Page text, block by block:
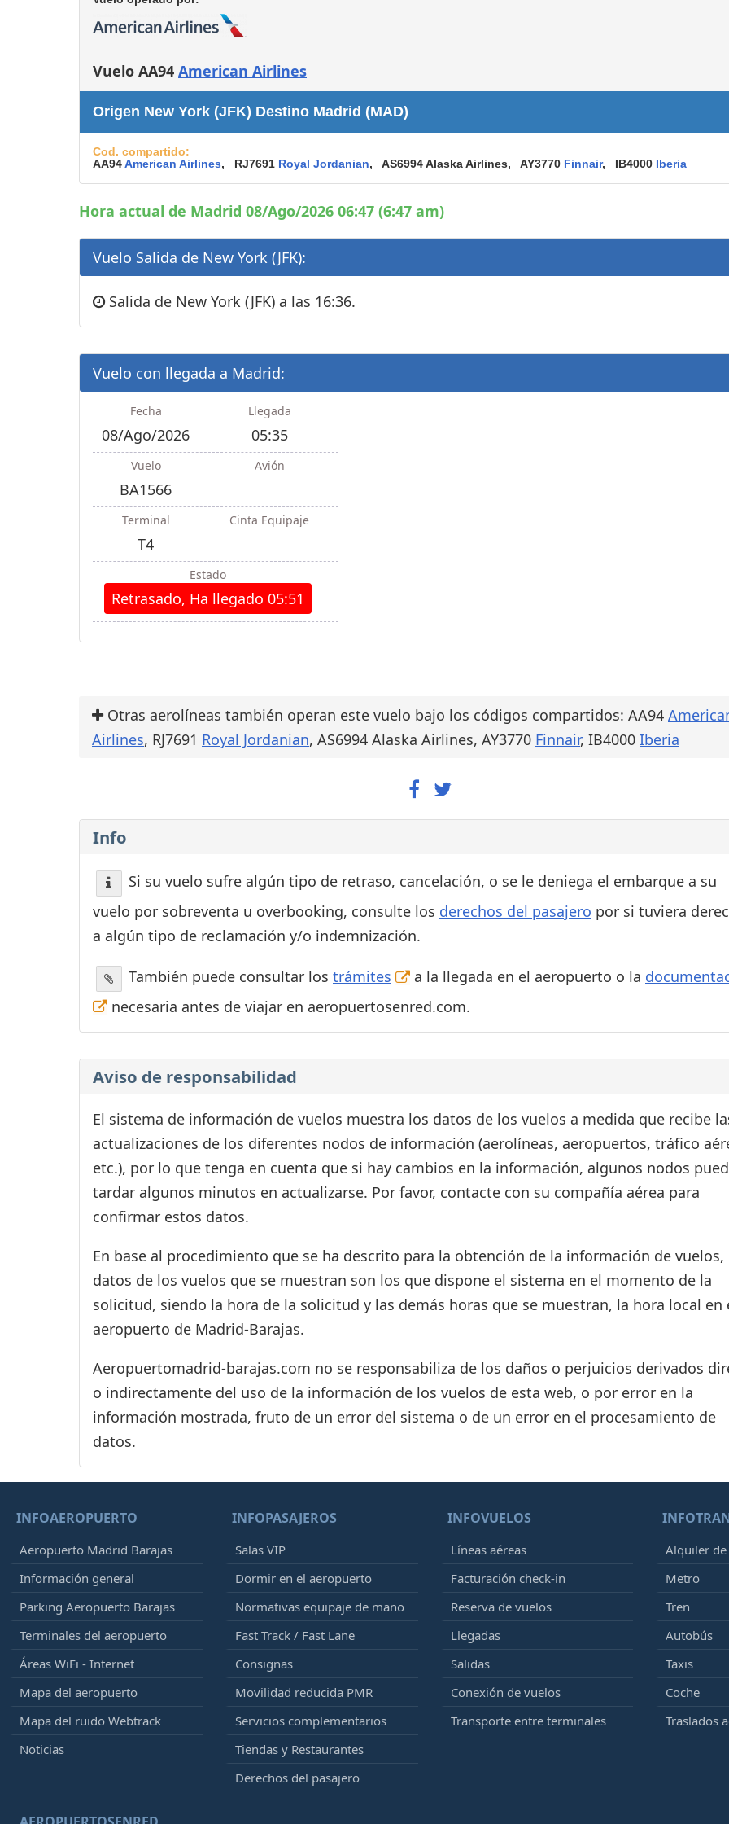
Vuelo AA94 American Airlines
Origen New York (JFK) Destino Madrid (MAD)
Cod. compartido:
AA94American Airlines, RJ7691 Royal Jordanian, AS6994 Alaska Airlines, AY3770 Finnair, IB4000 Iberia
Hora actual de Madrid 08/Ago/2026 06:47 (6:47 am)
Vuelo Salida de New York (JFK):
Salida de New York (JFK) a las 16:36.
Vuelo con llegada a Madrid:
Fecha
08/Ago/2026
Llegada
05:35
Vuelo
BA1566
Avión
Terminal
T4
Cinta Equipaje
Estado
Retrasado, Ha llegado 05:51
Otras aerolíneas también operan este vuelo bajo los códigos compartidos: AA94
Airlines, RJ7691 Royal Jordanian, AS6994 Alaska Airlines, AY3770 Finnair, IB4000 Iberia
Info
Si su vuelo sufre algún tipo de retraso, cancelación, o se le deniega el embarque a su
vuelo por sobreventa u overbooking, consulte los derechos del pasajero por si tuviera
a algún tipo de reclamación y/o indemnización.
También puede consultar los trámites a la llegada en el aeropuerto o la
necesaria antes de viajar en aeropuertosenred.com.
Aviso de responsabilidad
El sistema de información de vuelos muestra los datos de los vuelos a medida que recibe
actualizaciones de los diferentes nodos de información (aerolíneas, aeropuertos, tráfico
etc.), por lo que tenga en cuenta que si hay cambios en la información, algunos nodos
tardar algunos minutos en actualizarse. Por favor, contacte con su compañía aérea para
confirmar estos datos.
En base al procedimiento que se ha descrito para la obtención de la información de vuelos,
datos de los vuelos que se muestran son los que dispone el sistema en el momento de la
solicitud, siendo la hora de la solicitud y las demás horas que se muestran, la hora local en
aeropuerto de Madrid-Barajas.
Aeropuertomadrid-barajas.com no se responsabiliza de los daños o perjuicios derivados
o indirectamente del uso de la información de los vuelos de esta web, o por error en la
información mostrada, fruto de un error del sistema o de un error en el procesamiento de
datos.
INFOAEROPUERTO
Aeropuerto Madrid Barajas
Información general
Parking Aeropuerto Barajas
Terminales del aeropuerto
Áreas WiFi - Internet
Mapa del aeropuerto
Mapa del ruido Webtrack
Noticias
INFOPASAJEROS
Salas VIP
Dormir en el aeropuerto
Normativas equipaje de mano
Fast Track / Fast Lane
Consignas
Movilidad reducida PMR
Servicios complementarios
Tiendas y Restaurantes
Derechos del pasajero
INFOVUELOS
Líneas aéreas
Facturación check-in
Reserva de vuelos
Llegadas
Salidas
Conexión de vuelos
Transporte entre terminales
Alquiler de
Metro
Tren
Autobús
Taxis
Coche
Traslados
Servicios
Tiendas y Restaurantes